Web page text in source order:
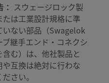
スウェージロック製
たは工業設計規格に準
いない部品（Swagelok
ブ継手エンド・コネクシ
含む）は、他社製品と
や互換は絶対に行わな
さい。